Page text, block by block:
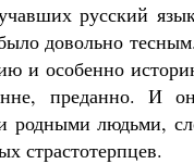
русский язык
довольно
и особенно
преданно. И
родными людьми,
страстотерпцев.